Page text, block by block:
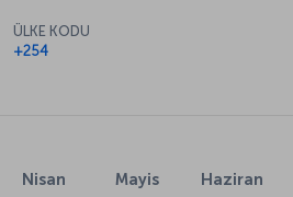
ÜLKE KODU
+254
Nisan Mayis Haziran